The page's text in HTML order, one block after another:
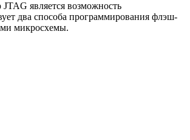
является возможность
два способа программирования флэш-
микросхемы.